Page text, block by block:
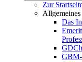
Zur
Allgemeines
Das
GBM-